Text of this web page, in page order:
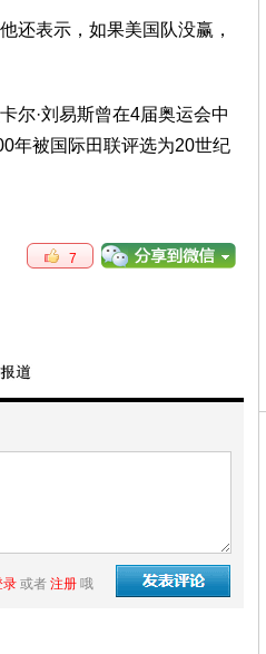
表示，如果美国队没赢，
·刘易斯曾在4届奥运会中
年被国际田联评选为20世纪
7
录 或者 注册 哦